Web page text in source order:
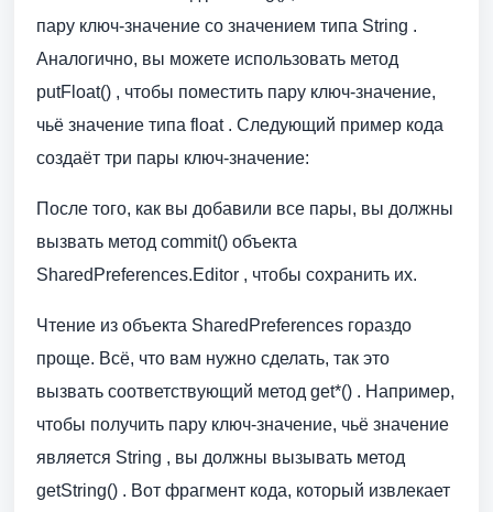
пару ключ-значение со значением типа String .
Аналогично, вы можете использовать метод
putFloat() , чтобы поместить пару ключ-значение,
чьё значение типа float . Следующий пример кода
создаёт три пары ключ-значение:
После того, как вы добавили все пары, вы должны
вызвать метод commit() объекта
SharedPreferences.Editor , чтобы сохранить их.
Чтение из объекта SharedPreferences гораздо
проще. Всё, что вам нужно сделать, так это
вызвать соответствующий метод get*() . Например,
чтобы получить пару ключ-значение, чьё значение
является String , вы должны вызывать метод
getString() . Вот фрагмент кода, который извлекает